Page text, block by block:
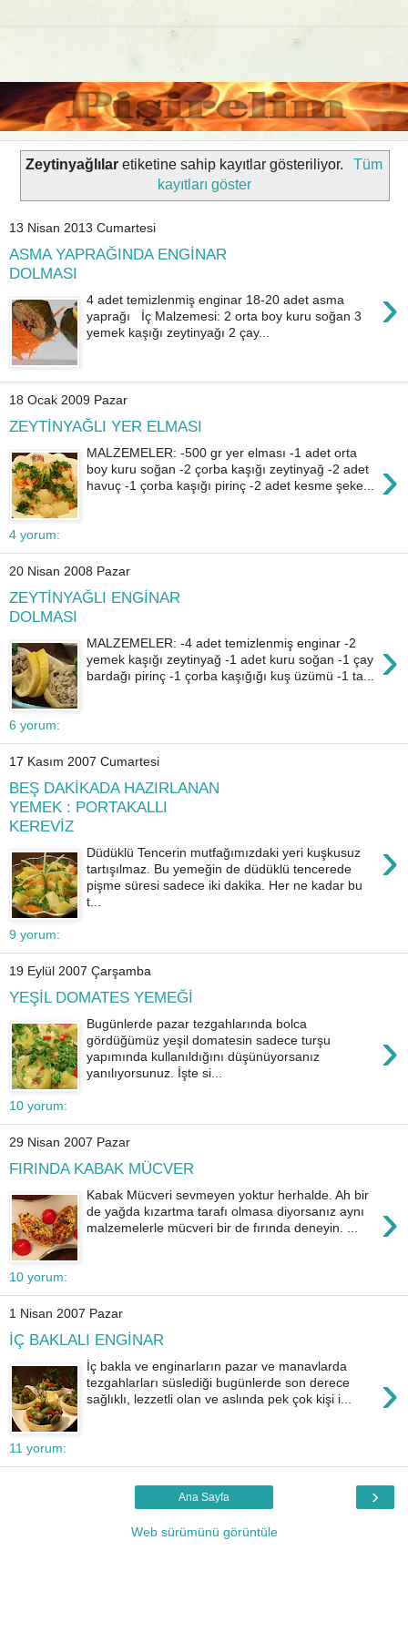
Zeytinyağlılar etiketine sahip kayıtlar gösteriliyor.
Tüm
kayıtları göster
13 Nisan 2013 Cumartesi
ASMA YAPRAĞINDA ENGİNAR
DOLMASI
›
4 adet temizlenmiş enginar 18-20 adet asma
yaprağı İç Malzemesi: 2 orta boy kuru soğan 3
yemek kaşığı zeytinyağı 2 çay...
18 Ocak 2009 Pazar
ZEYTİNYAĞLI YER ELMASI
›
MALZEMELER: -500 gr yer elması -1 adet orta
boy kuru soğan -2 çorba kaşığı zeytinyağ -2 adet
havuç -1 çorba kaşığı pirinç -2 adet kesme şeke...
4 yorum:
20 Nisan 2008 Pazar
ZEYTİNYAĞLI ENGİNAR
DOLMASI
›
MALZEMELER: -4 adet temizlenmiş enginar -2
yemek kaşığı zeytinyağ -1 adet kuru soğan -1 çay
bardağı pirinç -1 çorba kaşığığı kuş üzümü -1 ta...
6 yorum:
17 Kasım 2007 Cumartesi
BEŞ DAKİKADA HAZIRLANAN
YEMEK : PORTAKALLI
KEREVİZ
›
Düdüklü Tencerin mutfağımızdaki yeri kuşkusuz
tartışılmaz. Bu yemeğin de düdüklü tencerede
pişme süresi sadece iki dakika. Her ne kadar bu
t...
9 yorum:
19 Eylül 2007 Çarşamba
YEŞİL DOMATES YEMEĞİ
›
Bugünlerde pazar tezgahlarında bolca
gördüğümüz yeşil domatesin sadece turşu
yapımında kullanıldığını düşünüyorsanız
yanılıyorsunuz. İşte si...
10 yorum:
29 Nisan 2007 Pazar
FIRINDA KABAK MÜCVER
›
Kabak Mücveri sevmeyen yoktur herhalde. Ah bir
de yağda kızartma tarafı olmasa diyorsanız aynı
malzemelerle mücveri bir de fırında deneyin. ...
10 yorum:
1 Nisan 2007 Pazar
İÇ BAKLALI ENGİNAR
›
İç bakla ve enginarların pazar ve manavlarda
tezgahlarları süslediği bugünlerde son derece
sağlıklı, lezzetli olan ve aslında pek çok kişi i...
11 yorum:
›
Ana Sayfa
Web sürümünü görüntüle